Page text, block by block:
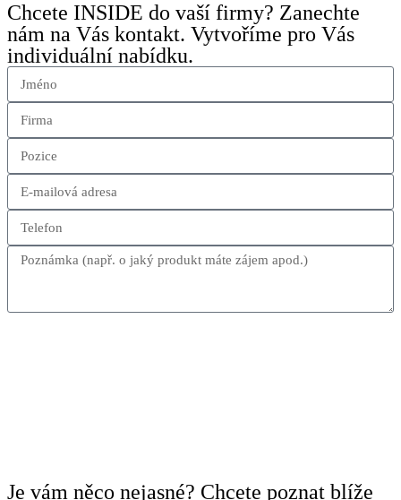
Chcete INSIDE do vaší firmy? Zanechte
nám na Vás kontakt. Vytvoříme pro Vás
individuální nabídku.
Je vám něco nejasné? Chcete poznat blíže